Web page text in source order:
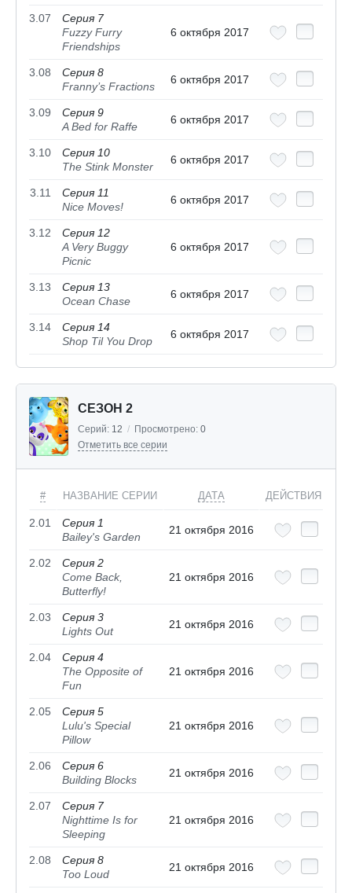
3.07
Серия 7
Fuzzy Furry
Friendships
6 октября 2017
3.08
Серия 8
Franny’s Fractions
6 октября 2017
3.09
Серия 9
A Bed for Raffe
6 октября 2017
3.10
Серия 10
The Stink Monster
6 октября 2017
3.11
Серия 11
Nice Moves!
6 октября 2017
3.12
Серия 12
A Very Buggy
Picnic
6 октября 2017
3.13
Серия 13
Ocean Chase
6 октября 2017
3.14
Серия 14
Shop Til You Drop
6 октября 2017
СЕЗОН 2
Серий: 12 / Просмотрено: 0
Отметить все серии
# НАЗВАНИЕ СЕРИИ ДАТА ДЕЙСТВИЯ
2.01
Серия 1
Bailey's Garden
21 октября 2016
2.02
Серия 2
Come Back,
Butterfly!
21 октября 2016
2.03
Серия 3
Lights Out
21 октября 2016
2.04
Серия 4
The Opposite of
Fun
21 октября 2016
2.05
Серия 5
Lulu's Special
Pillow
21 октября 2016
2.06
Серия 6
Building Blocks
21 октября 2016
2.07
Серия 7
Nighttime Is for
Sleeping
21 октября 2016
2.08
Серия 8
Too Loud
21 октября 2016